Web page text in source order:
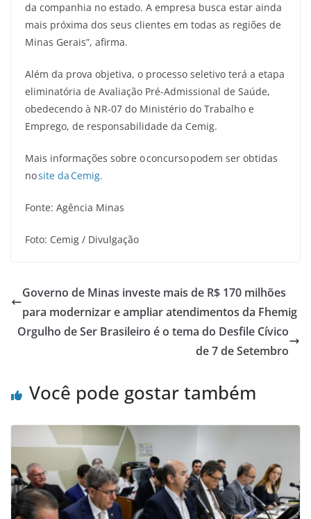
da companhia no estado. A empresa busca estar ainda
mais próxima dos seus clientes em todas as regiões de
Minas Gerais”, afirma.
Além da prova objetiva, o processo seletivo terá a etapa
eliminatória de Avaliação Pré-Admissional de Saúde,
obedecendo à NR-07 do Ministério do Trabalho e
Emprego, de responsabilidade da Cemig.
Mais informações sobre o concurso podem ser obtidas
nosite da Cemig.
Fonte: Agência Minas
Foto: Cemig / Divulgação
Governo de Minas investe mais de R$ 170 milhões
para modernizar e ampliar atendimentos da Fhemig
Orgulho de Ser Brasileiro é o tema do Desfile Cívico
de 7 de Setembro
Você pode gostar também